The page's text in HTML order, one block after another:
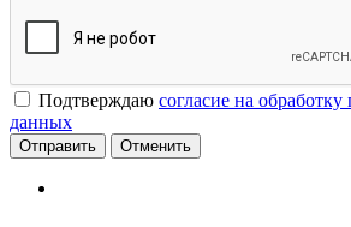
Подтверждаю согласие на
данных
Отменить